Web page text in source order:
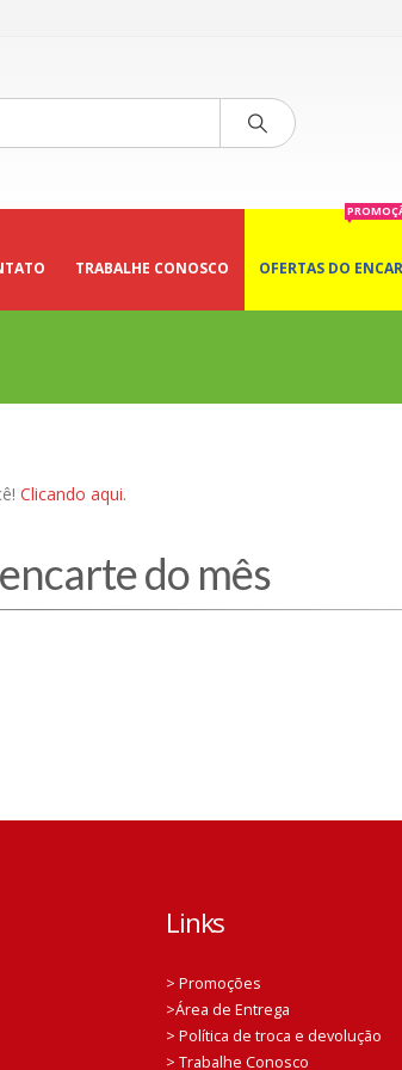
TRABALHE CONOSCO OFERTAS DO
Clicando aqui.
do mês
Links
> Promoções
>Área de Entrega
> Política de troca e devolução
> Trabalhe Conosco